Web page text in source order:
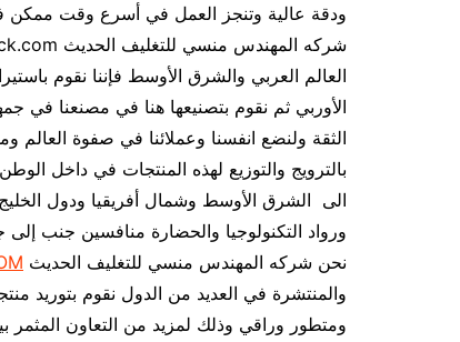
ودقة عالية وتنجز العمل في أسرع وقت ممكن
العالم العربي والشرق الأوسط فإننا نقوم
الأوربي ثم نقوم بتصنيعها هنا في مصنعنا في
الثقة ولنضع انفسنا وعملائنا في صفوة العالم
بالترويج والتوزيع لهذه المنتجات في داخل
الى الشرق الأوسط وشمال أفريقيا ودول
ورواد التكنولوجيا والحضارة منافسين جنب
نحن شركه المهندس منسي للتغليف الحديث
والمنتشرة في العديد من الدول نقوم بتوريد
ومتطور وراقي وذلك لمزيد من التعاون المثمر